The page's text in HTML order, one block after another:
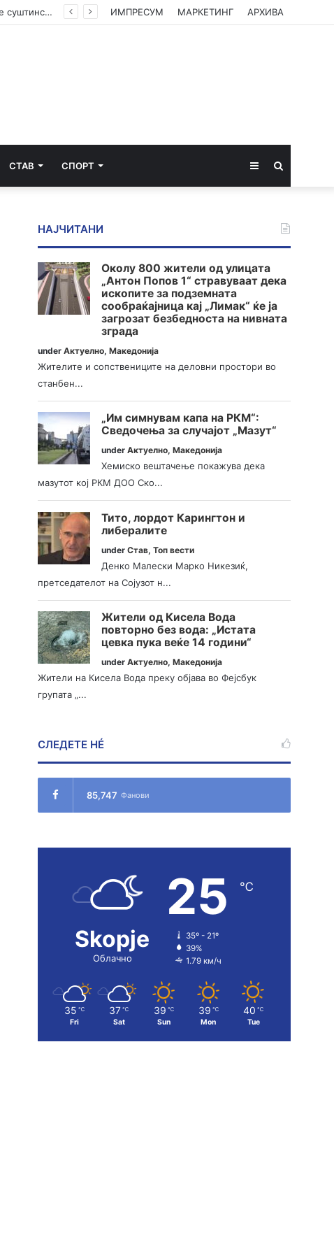
(ФОТО) Ахмети на средба со в.д. амбасадорката на САД: Американската поддршка е суштинска за зачувување на духот на Охридскиот договор ИМПРЕСУМ МАРКЕТИНГ АРХИВА
СТАВ СПОРТ Sidebar
НАЈЧИТАНИ
Околу 800 жители од улицата
„Антон Попов 1“ стравуваат дека
ископите за подземната
сообраќајница кај „Лимак“ ќе ја
загрозат безбедноста на нивната
зграда
underАктуелно,Македонија
Жителите и сопствениците на деловни простори во
станбен...
„Им симнувам капа на РКМ“:
Сведочења за случајот „Мазут“
underАктуелно,Македонија
Хемиско вештачење покажува дека
мазутот кој РКМ ДОО Ско...
Тито, лордот Карингтон и
либералите
underСтав,Топ вести
Денко Малески Марко Никезиќ,
претседателот на Сојузот н...
Жители од Кисела Вода
повторно без вода: „Истата
цевка пука веќе 14 години“
underАктуелно,Македонија
Жители на Кисела Вода преку објава во Фејсбук
групата „...
СЛЕДЕТЕ НÉ
85,747 Фанови
Skopje
Облачно
25 ℃
35º - 21º
39%
1.79 км/ч
35 ℃
Fri
37 ℃
Sat
39 ℃
Sun
39 ℃
Mon
40 ℃
Tue